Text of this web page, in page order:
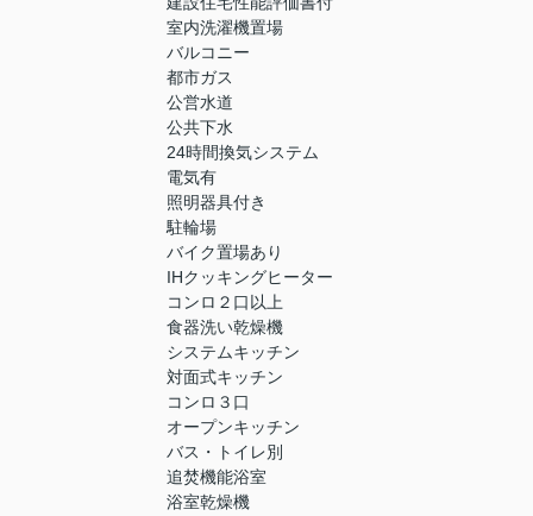
室内洗濯機置場
バルコニー
都市ガス
公営水道
公共下水
24時間換気システム
電気有
照明器具付き
駐輪場
バイク置場あり
IHクッキングヒーター
コンロ２口以上
食器洗い乾燥機
システムキッチン
対面式キッチン
コンロ３口
オープンキッチン
バス・トイレ別
追焚機能浴室
浴室乾燥機